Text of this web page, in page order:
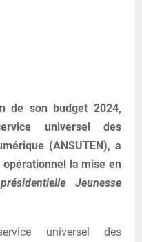
de son budget 2024,
universel des
(ANSUTEN), a
opérationnel la mise en
Jeunesse
universel des